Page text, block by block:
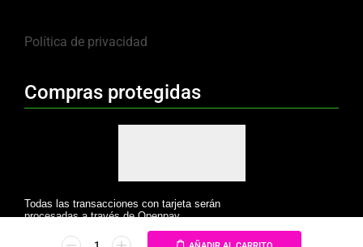
Política de privacidad
Compras protegidas
Todas las transacciones con tarjeta serán
procesadas a través de Openpay.